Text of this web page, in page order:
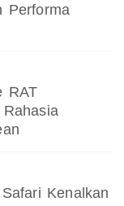
Performa
RAT
Kenalkan